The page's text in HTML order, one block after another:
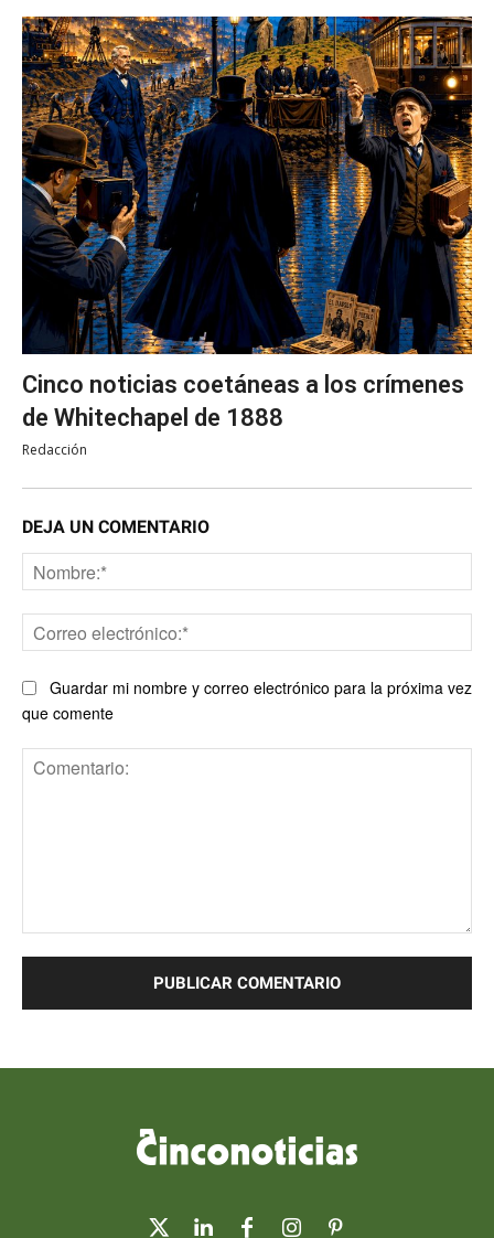
Cinco noticias coetáneas a los crímenes
de Whitechapel de 1888
Redacción
DEJA UN COMENTARIO
Guardar mi nombre y correo electrónico para la próxima vez
que comente